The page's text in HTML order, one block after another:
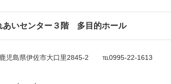
センター３階 多目的ホール
児島県伊佐市大口里2845-2 ℡0995-22-1613